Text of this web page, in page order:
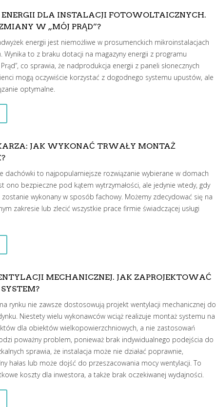
DLA INSTALACJI FOTOWOLTAICZNYCH.
W „MÓJ PRĄD”?
energii jest niemożliwe w prosumenckich mikroinstalacjach
Wynika to z braku dotacji na magazyny energii z programu
co sprawia, że nadprodukcja energii z paneli słonecznych
mogą oczywiście korzystać z dogodnego systemu upustów, ale
optymalne.
JAK WYKONAĆ TRWAŁY MONTAŻ
dachówki to najpopularniejsze rozwiązanie wybierane w domach
ono bezpieczne pod kątem wytrzymałości, ale jedynie wtedy, gdy
wykonany w sposób fachowy. Możemy zdecydować się na
zakresie lub zlecić wszystkie prace firmie świadczącej usługi
MECHANICZNEJ. JAK ZAPROJEKTOWAĆ
na rynku nie zawsze dostosowują projekt wentylacji mechanicznej do
Niestety wielu wykonawców wciąż realizuje montaż systemu na
dla obiektów wielkopowierzchniowych, a nie zastosowań
poważny problem, ponieważ brak indywidualnego podejścia do
sprawia, że instalacja może nie działać poprawnie,
hałas lub może dojść do przeszacowania mocy wentylacji. To
koszty dla inwestora, a także brak oczekiwanej wydajności.